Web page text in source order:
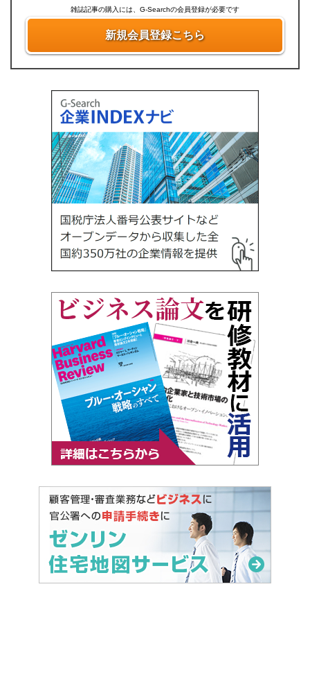
雑誌記事の購入には、G-Searchの会員登録が必要です
新規会員登録こちら